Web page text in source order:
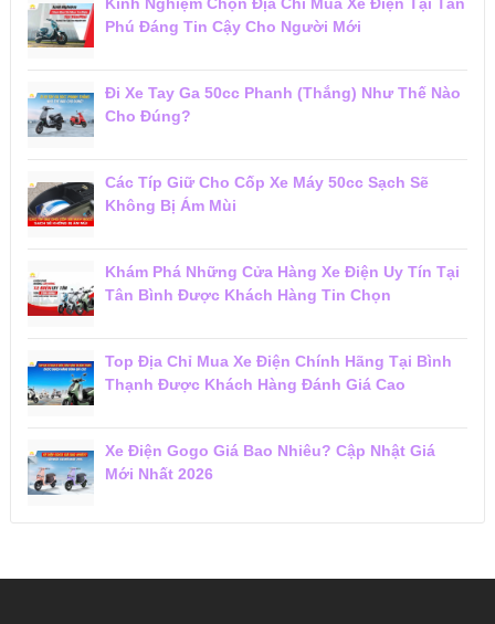
Phú Đáng Tin Cậy Cho Người Mới
Đi Xe Tay Ga 50cc Phanh (Thắng) Như Thế Nào
Cho Đúng?
Các Típ Giữ Cho Cốp Xe Máy 50cc Sạch Sẽ
Không Bị Ám Mùi
Khám Phá Những Cửa Hàng Xe Điện Uy Tín Tại
Tân Bình Được Khách Hàng Tin Chọn
Top Địa Chỉ Mua Xe Điện Chính Hãng Tại Bình
Thạnh Được Khách Hàng Đánh Giá Cao
Xe Điện Gogo Giá Bao Nhiêu? Cập Nhật Giá
Mới Nhất 2026